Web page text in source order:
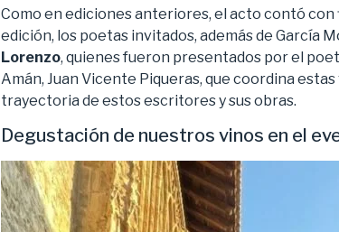
Como en ediciones anteriores, el acto contó con
edición, los poetas invitados, además de García
Lorenzo, quienes fueron presentados por el
Amán, Juan Vicente Piqueras, que coordina estas
trayectoria de estos escritores y sus obras.
Degustación de nuestros vinos en el